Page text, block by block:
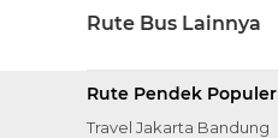
Rute Bus Lainnya
Rute Pendek Populer
Travel Jakarta Bandung